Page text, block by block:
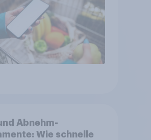
Abnehm-
Wie schnelle